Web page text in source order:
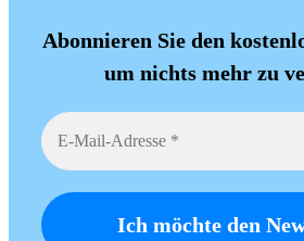
Abonnieren Sie den
um nichts mehr zu